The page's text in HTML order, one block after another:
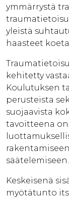
ymmärrystä
yleistä
haasteet
kehitetty
Koulutuksen
perusteista
suojaavista
tavoitteena
säätelemiseen.
Keskeisenä
myötätunto